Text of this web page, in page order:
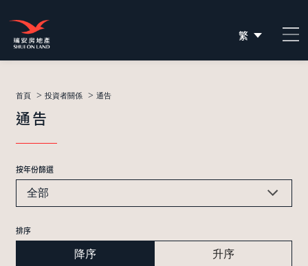
繁
简
首頁 > 投資者關係 > 通告
通告
按年份篩選
全部
排序
降序 升序